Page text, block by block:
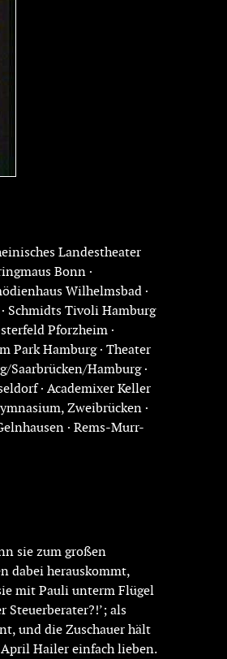
Landestheater
Bonn ·
Wilhelmsbad ·
Schmidts Tivoli Hamburg
Pforzheim ·
Park Hamburg · Theater
Saarbrücken/Hamburg ·
· Academixer Keller
Zweibrücken ·
· Rems-Murr-
sie zum großen
dabei herauskommt,
mit Pauli unterm Flügel
Steuerberater?!’; als
und die Zuschauer hält
April Hailer einfach lieben.